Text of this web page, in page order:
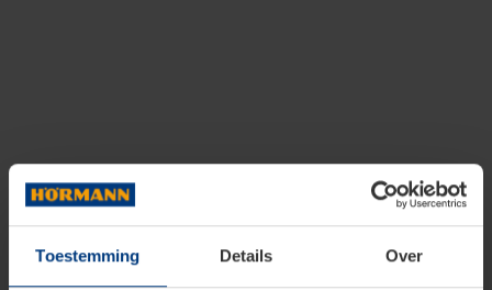
Toestemming Details Over